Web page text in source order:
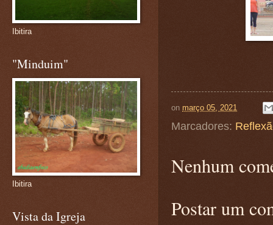
on março 05, 2021
Marcadores:
Nenhum
Postar um
Ibitira
"Minduim"
Ibitira
Vista da Igreja